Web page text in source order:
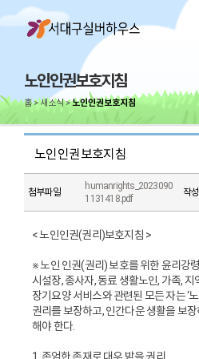
노인인권보호지침
홈 새소식 노인인권보호지침
노인인권보호지침
첨부파일
humanrights_2023090
1131418.pdf
작
< 노인인권(권리)보호지침 >
※ 노인 인권(권리) 보호를 위한 윤리강령
시설장, 종사자, 동료 생활노인, 가족,
장기요양 서비스와 관련된 모든 자는 ‘
권리를 보장하고, 인간다운 생활을 보
해야 한다.
1. 존엄한 존재로 대우 받을 권리